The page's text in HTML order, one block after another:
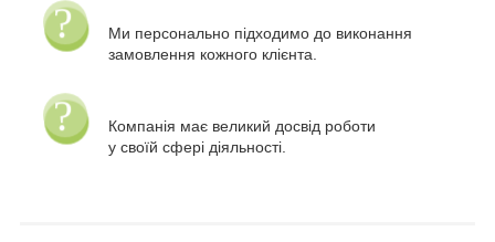
Ми персонально підходимо до виконання
замовлення кожного клієнта.
Компанія має великий досвід роботи
у своїй сфері діяльності.